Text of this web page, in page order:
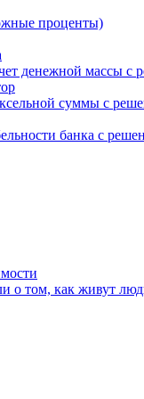
проценты)
денежной массы с
суммы с
банка с
том, как живут